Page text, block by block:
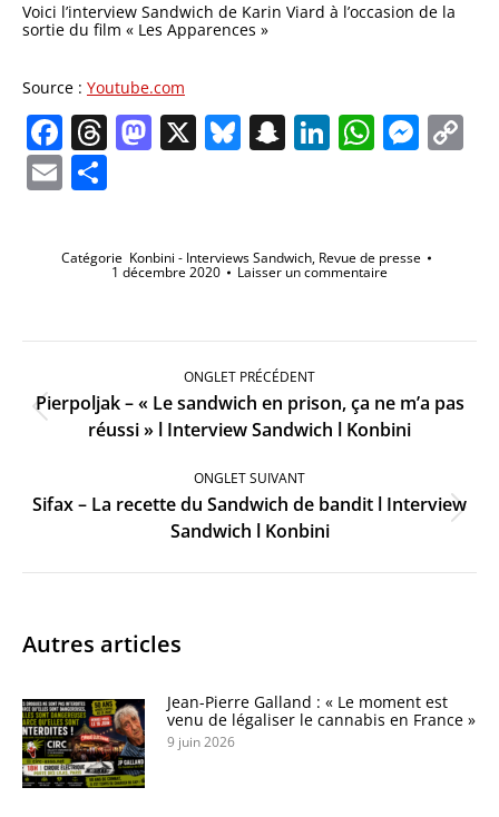
Voici l’interview Sandwich de Karin Viard à l’occasion de la
sortie du film « Les Apparences »
Source : Youtube.com
Facebook
Threads
Mastodon
X Bluesky
Snapchat
LinkedIn
Email
Catégorie Konbini - Interviews Sandwich, Revue de presse
1 décembre 2020 Laisser un commentaire
Navigation
ONGLET PRÉCÉDENT
Onglet
précédent
Pierpoljak – « Le sandwich en prison, ça ne m’a pas
réussi » l Interview Sandwich l Konbini
ONGLET SUIVANT
Onglet
suivant
Sifax – La recette du Sandwich de bandit l Interview
Sandwich l Konbini
Autres articles
Jean-Pierre Galland : « Le moment est
venu de légaliser le cannabis en France »
9 juin 2026